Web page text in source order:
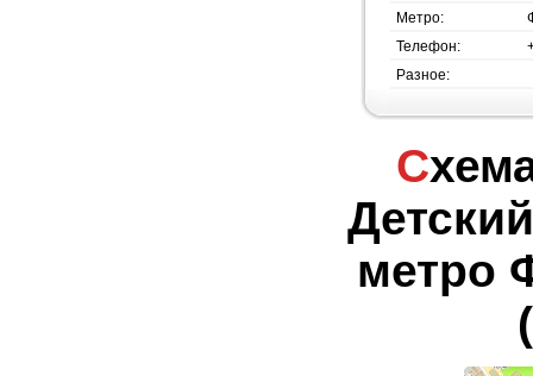
Метро:
Телефон:
Разное:
Схема проезда -
метро